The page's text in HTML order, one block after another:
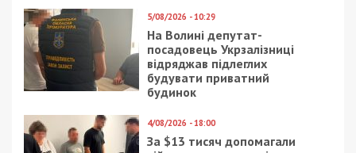
17/03/2021 - 14:37
Экономичность и
функциональность:
эксперты назвали
самую популярную
стиральную машину
В днепровской школе
затопило несколько
классов